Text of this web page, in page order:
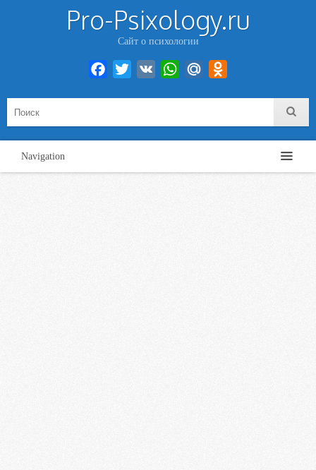
Pro-Psixology.ru
Сайт о психологии
Facebook
Twitter VK WhatsAppMail.Ru
Navigation